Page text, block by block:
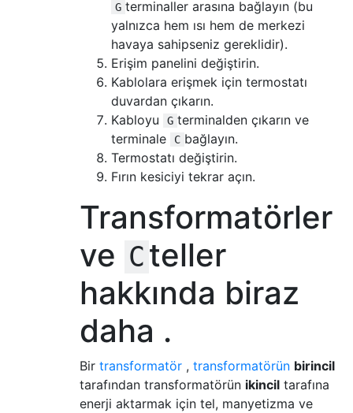
G terminaller arasına bağlayın (bu
yalnızca hem ısı hem de merkezi
havaya sahipseniz gereklidir).
Erişim panelini değiştirin.
Kablolara erişmek için termostatı
duvardan çıkarın.
Kabloyu
G terminalden çıkarın ve
terminale
C bağlayın.
Termostatı değiştirin.
Fırın kesiciyi tekrar açın.
Transformatörler
ve C teller
hakkında biraz
daha .
Bir transformatör , transformatörün birincil
tarafından transformatörün ikincil tarafına
enerji aktarmak için tel, manyetizma ve